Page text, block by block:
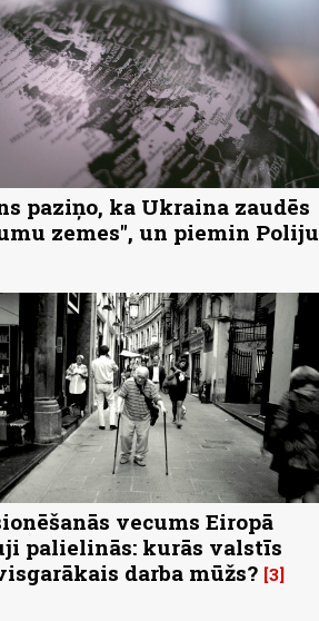
paziņo, ka Ukraina zaudēs
zemes", un piemin Poliju
vecums Eiropā
palielinās: kurās valstīs
darba mūžs? 3